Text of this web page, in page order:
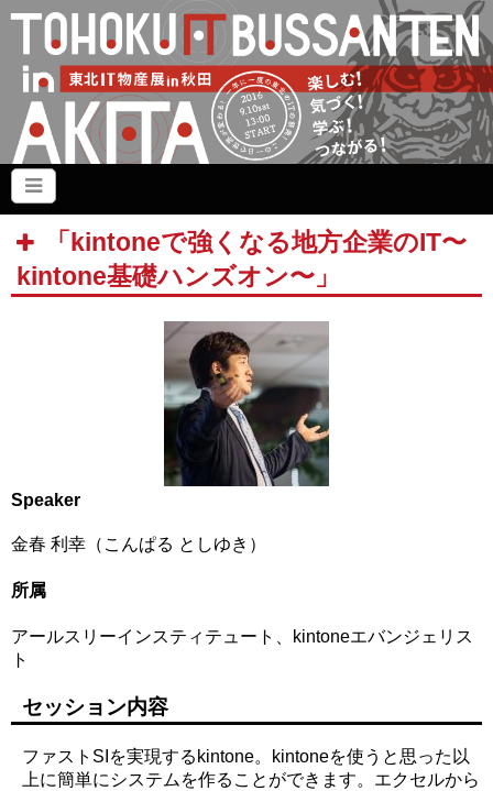
「kintoneで強くなる地方企業のIT〜
kintone基礎ハンズオン〜」
Speaker
金春 利幸（こんぱる としゆき）
所属
アールスリーインスティテュート、kintoneエバンジェリス
ト
セッション内容
ファストSIを実現するkintone。kintoneを使うと思った以
上に簡単にシステムを作ることができます。エクセルから